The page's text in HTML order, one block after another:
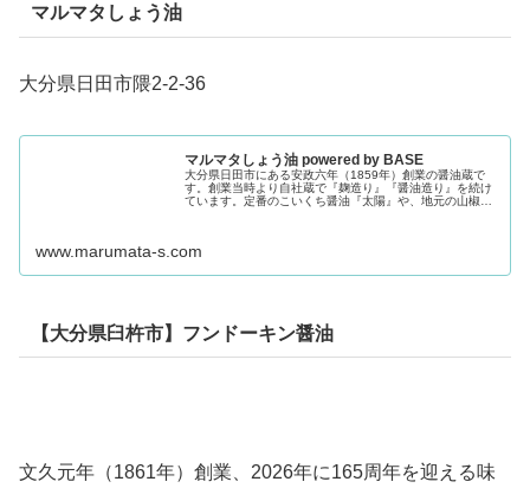
マルマタしょう油
大分県日田市隈2-2-36
マルマタしょう油 powered by BASE
大分県日田市にある安政六年（1859年）創業の醤油蔵で
す。創業当時より自社蔵で『麹造り』『醤油造り』を続け
ています。定番のこいくち醤油『太陽』や、地元の山椒を
www.marumata-s.com
【大分県臼杵市】フンドーキン醤油
文久元年（1861年）創業、2026年に165周年を迎える味